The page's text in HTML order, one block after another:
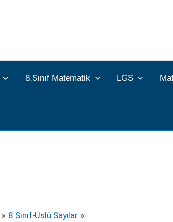
8.Sınıf Matematik LGS
8.Sınıf-Üslü Sayılar